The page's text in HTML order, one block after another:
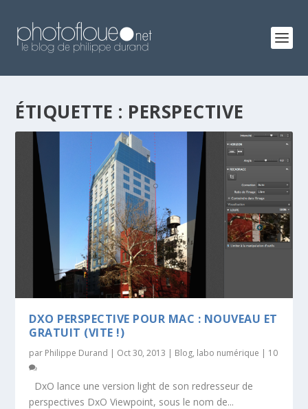
ÉTIQUETTE : PERSPECTIVE
DXO PERSPECTIVE POUR MAC : NOUVEAU ET
GRATUIT (VITE !)
par Philippe Durand | Oct 30, 2013 | Blog, labo numérique | 10
DxO lance une version light de son redresseur de
perspectives DxO Viewpoint, sous le nom de...